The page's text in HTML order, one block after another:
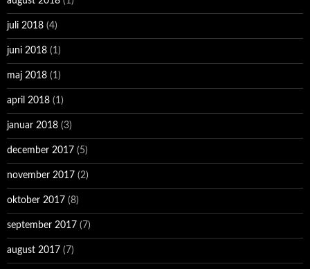
juli 2018 (4)
juni 2018 (1)
maj 2018 (1)
april 2018 (1)
januar 2018 (3)
december 2017 (5)
november 2017 (2)
oktober 2017 (8)
september 2017 (7)
august 2017 (7)